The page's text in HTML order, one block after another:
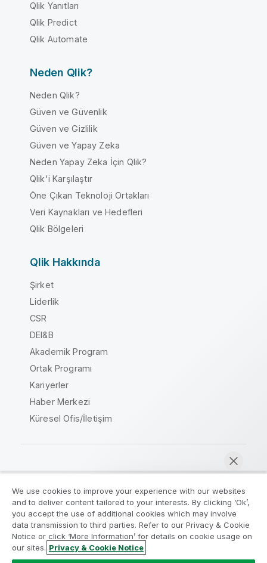
Şimdi sohbet et
Qlik Yanıtları
Qlik Predict
Qlik Automate
Neden Qlik?
Neden Qlik?
Güven ve Güvenlik
Güven ve Gizlilik
Güven ve Yapay Zeka
Neden Yapay Zeka İçin Qlik?
Qlik'i Karşılaştır
Öne Çıkan Teknoloji Ortakları
Veri Kaynakları ve Hedefleri
Qlik Bölgeleri
Qlik Hakkında
Şirket
Liderlik
CSR
DEI&B
Akademik Program
Ortak Programı
Kariyerler
Haber Merkezi
Küresel Ofis/İletişim
Yasal sözleşmeler
Ürün Koşulları
Legal Policies
Legal Policies
Kullanım koşulları
Ticari markalar
Do Not Share My Info
We use cookies to improve your experience with our websites
and to deliver content tailored to your interests. By clicking ‘Ok’,
you accept the use of additional cookies which may involve
data transmission to third parties. Refer to our Privacy & Cookie
Notice or click ‘More Information’ for details on cookie usage on
our sites. Privacy & Cookie Notice